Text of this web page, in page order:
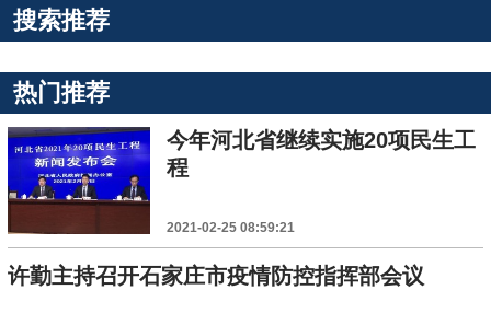
搜索推荐
热门推荐
今年河北省继续实施20项民生工
程
2021-02-25 08:59:21
许勤主持召开石家庄市疫情防控指挥部会议